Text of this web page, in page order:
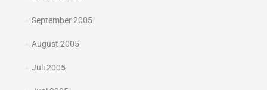
September 2005
August 2005
Juli 2005